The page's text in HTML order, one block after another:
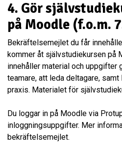
4. Gör
på Moodle (f.o.m.
Bekräftelsemejlet du får
kommer åt självstudiekursen på
innehåller material och uppgifter
teamare, att leda deltagare,
praxis. Materialet för
Du loggar in på Moodle via
inloggningsuppgifter. Mer
bekräftelsemejlet.